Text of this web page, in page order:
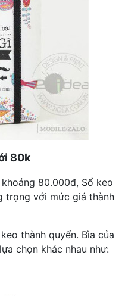
80k
80.000đ, Sổ keo
trọng với mức giá thành
thành quyển. Bìa của
chọn khác nhau như: